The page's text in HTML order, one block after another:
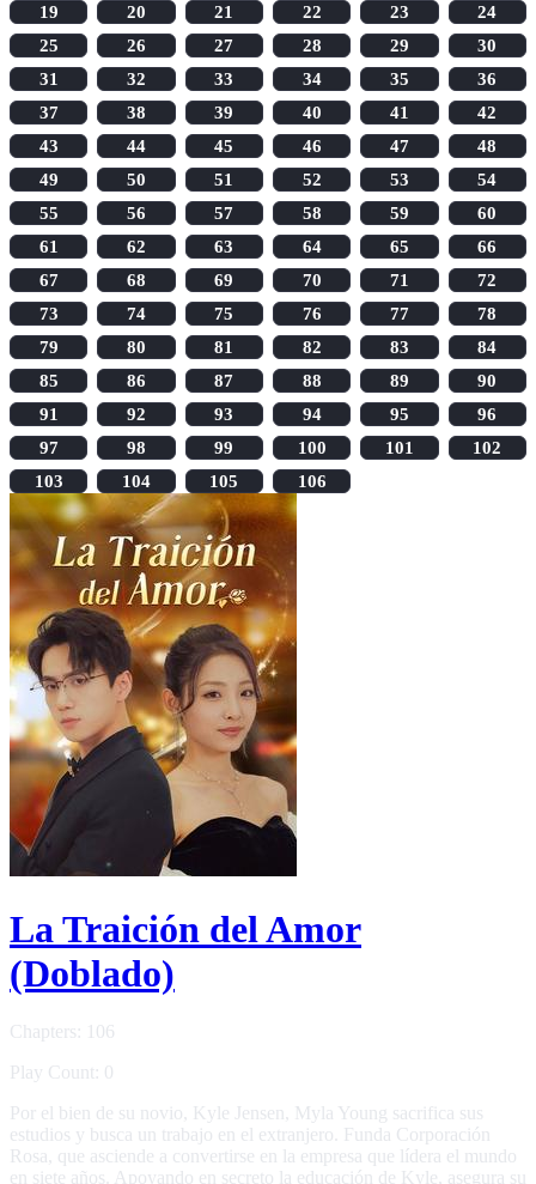
19
20 21 22 23
24
25
26 27 28 29
30
31
32 33 34 35
36
37
38 39 40 41
42
43
44 45 46 47
48
49
50 51 52 53
54
55
56 57 58 59
60
61
62 63 64 65
66
67
68 69 70 71
72
73
74 75 76 77
78
79
80 81 82 83
84
85
86 87 88 89
90
91
92 93 94 95
96
97
98 99 100 101
102
103
104 105 106
La Traición del Amor
(Doblado)
Chapters: 106
Play Count: 0
Por el bien de su novio, Kyle Jensen, Myla Young sacrifica sus
estudios y busca un trabajo en el extranjero. Funda Corporación
Rosa, que asciende a convertirse en la empresa que lídera el mundo
en siete años. Apoyando en secreto la educación de Kyle, asegura su